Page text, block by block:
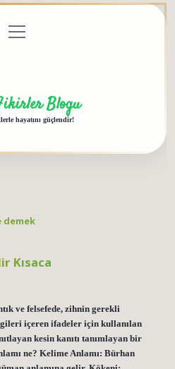
menüyü
aç
Blogu
hayatını güçlendir!
demek
Kısaca
ve felsefede, zihnin gerekli
içeren ifadeler için kullanılan
kesin kanıtı tanımlayan bir
ne? Kelime Anlamı: Bürhan